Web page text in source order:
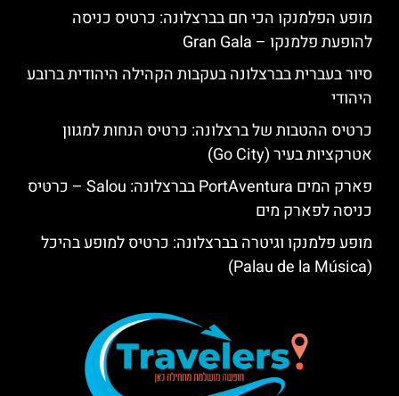
מופע הפלמנקו הכי חם בברצלונה: כרטיס כניסה
להופעת פלמנקו – Gran Gala
סיור בעברית בברצלונה בעקבות הקהילה היהודית ברובע
היהודי
כרטיס ההטבות של ברצלונה: כרטיס הנחות למגוון
אטרקציות בעיר (Go City)
פארק המים PortAventura בברצלונה: Salou – כרטיס
כניסה לפארק מים
מופע פלמנקו וגיטרה בברצלונה: כרטיס למופע בהיכל
(Palau de la Música)